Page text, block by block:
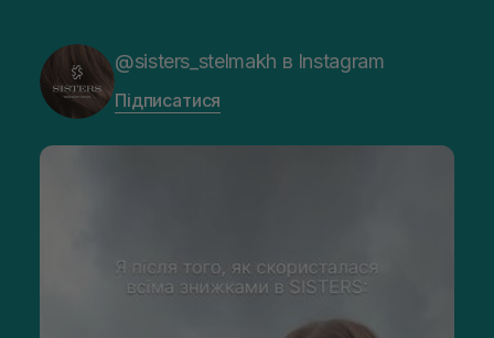
@sisters_stelmakh в Instagram
Підписатися